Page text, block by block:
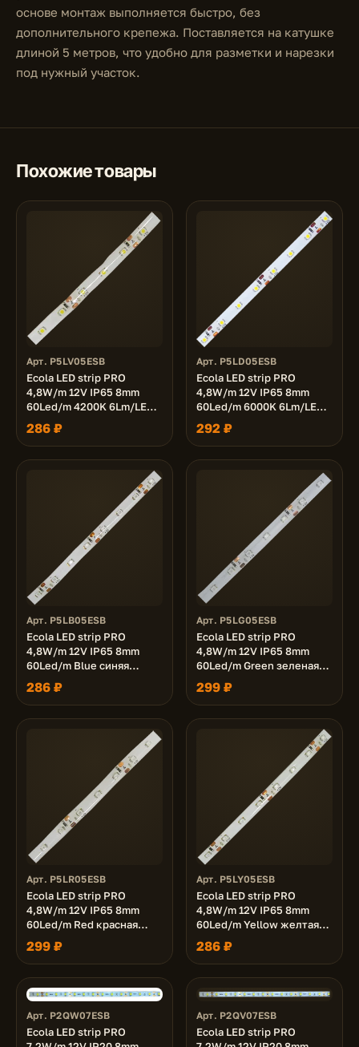
основе монтаж выполняется быстро, без
дополнительного крепежа. Поставляется на катушке
длиной 5 метров, что удобно для разметки и нарезки
под нужный участок.
Похожие товары
Арт. P5LV05ESB
Ecola LED strip PRO
4,8W/m 12V IP65 8mm
60Led/m 4200K 6Lm/LED
360Lm/m светодиодная
лента на катушке 5м.
286 ₽
Арт. P5LD05ESB
Ecola LED strip PRO
4,8W/m 12V IP65 8mm
60Led/m 6000K 6Lm/LED
360Lm/m светодиодная
лента на катушке 5м.
292 ₽
Арт. P5LB05ESB
Ecola LED strip PRO
4,8W/m 12V IP65 8mm
60Led/m Blue синяя
светодиодная лента на
катушке 5м.
286 ₽
Арт. P5LG05ESB
Ecola LED strip PRO
4,8W/m 12V IP65 8mm
60Led/m Green зеленая
светодиодная лента на
катушке 5м.
299 ₽
Арт. P5LR05ESB
Ecola LED strip PRO
4,8W/m 12V IP65 8mm
60Led/m Red красная
светодиодная лента на
катушке 5м.
299 ₽
Арт. P5LY05ESB
Ecola LED strip PRO
4,8W/m 12V IP65 8mm
60Led/m Yellow желтая
светодиодная лента на
катушке 5м.
286 ₽
Арт. P2QW07ESB
Ecola LED strip PRO
Арт. P2QV07ESB
Ecola LED strip PRO